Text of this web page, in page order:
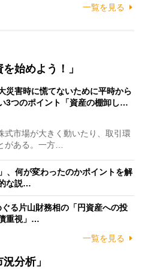
一覧を見る
始めよう！」
災害時に慌てないために平時から
3つのポイント「資産の棚卸し…
市場が大きく動いたり、取引環
がある。一方…
、何が変わったのかポイントを解
な説…
ぐる片山財務相の「円資産への投
重視」…
一覧を見る
分析」